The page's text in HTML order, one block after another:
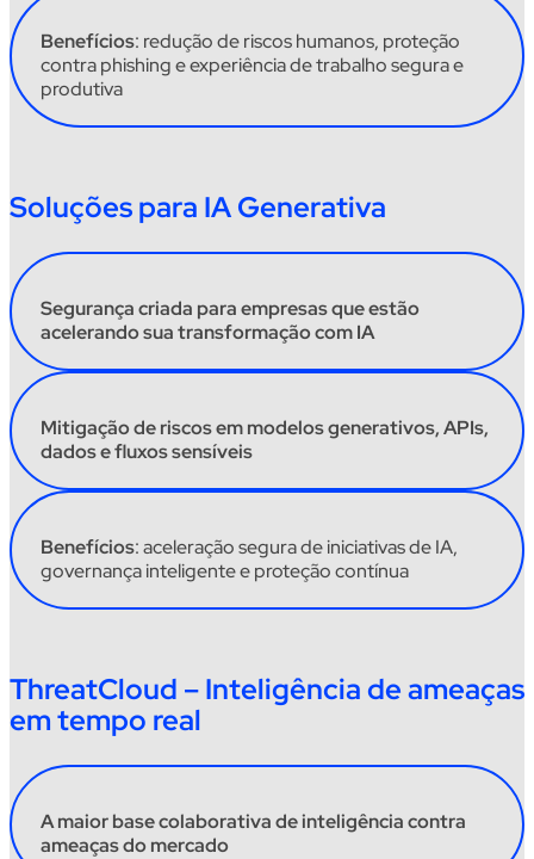
Benefícios: redução de riscos humanos, proteção
contraphishinge experiência de trabalho segura e
produtiva
Soluções para IA Generativa
Segurança criada para empresas que estão
acelerando sua transformação com IA
Mitigação de riscos em modelos generativos, APIs,
dados e fluxos sensíveis
Benefícios:aceleração segura de iniciativas de IA,
governança inteligente e proteção contínua
ThreatCloud – Inteligência de ameaças
em tempo real
A maior base colaborativa de inteligência contra
ameaças do mercado